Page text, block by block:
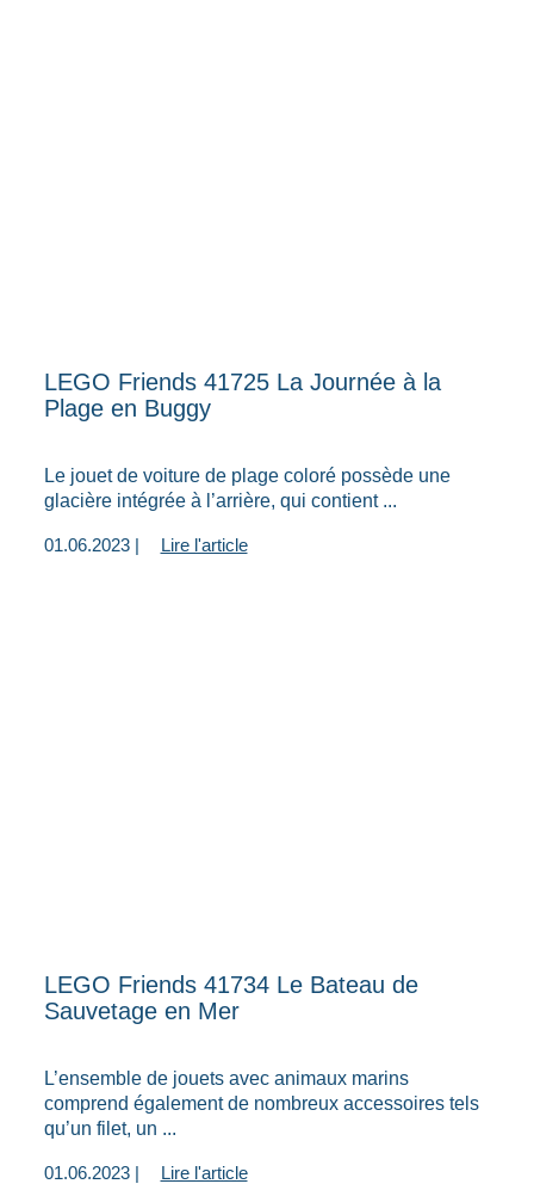
LEGO Friends 41725 La Journée à la
Plage en Buggy
Le jouet de voiture de plage coloré possède une
glacière intégrée à l’arrière, qui contient ...
01.06.2023 | Lire l'article
LEGO Friends 41734 Le Bateau de
Sauvetage en Mer
L’ensemble de jouets avec animaux marins
comprend également de nombreux accessoires tels
qu’un filet, un ...
01.06.2023 | Lire l'article